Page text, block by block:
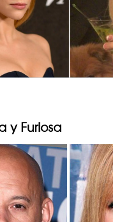
y Furiosa